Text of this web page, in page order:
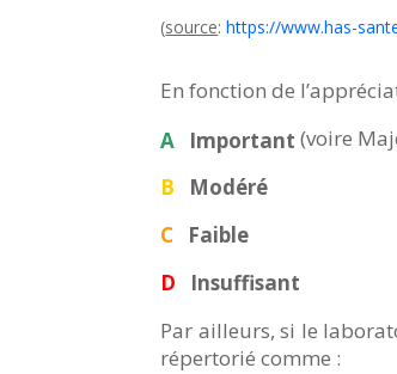
(source:https://www.has-
En fonction de
A Important (voire
B Modéré
C
Faible
D Insuffisant
Par ailleurs, si le
répertorié comme :